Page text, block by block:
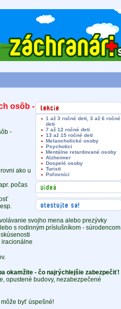
1 až 3 ročné deti, 3 až 6 ročné
deti
7 až 12 ročné deti
13 až 15 ročné deti
Melancholické osoby
Psychotici
Mentálne retardované osoby
Alzheimer
Dospelé osoby
Turisti
Poľovníci
osôb -
-
ako u
počas
svojho mena alebo prezývky
s rodinným príslušníkom - súrodencom
okamžite - čo najrýchlejšie zabezpečiť!
opustené budovy, nezabezpečené
byť úspešné!